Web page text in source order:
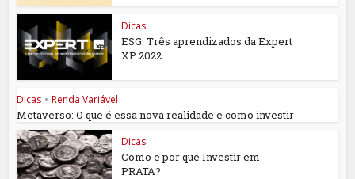
Dicas
ESG: Três aprendizados da Expert
XP 2022
Dicas • Renda Variável
Metaverso: O que é essa nova realidade e como investir
Dicas
Como e por que Investir em
PRATA?